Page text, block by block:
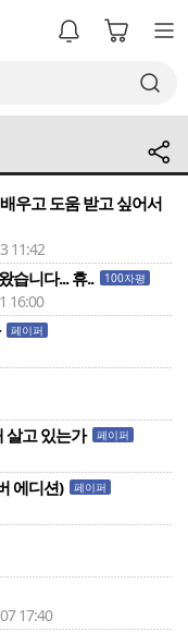
우고 도움 받고 싶어서
11:42
습니다... 휴.. 100자평
16:00
페이퍼
살고 있는가 페이퍼
에디션) 페이퍼
17:40